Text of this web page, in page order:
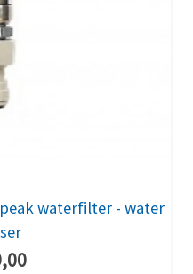
waterfilter - water